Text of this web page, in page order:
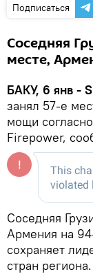
Подписаться
Соседняя
месте,
БАКУ, 6 янв -
занял 57-е
мощи
Firepower,
Соседняя
Армения на
сохраняет
стран региона.